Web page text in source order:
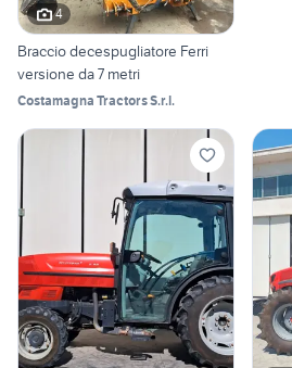
4
Braccio decespugliatore Ferri
versione da 7 metri
Costamagna Tractors S.r.l.